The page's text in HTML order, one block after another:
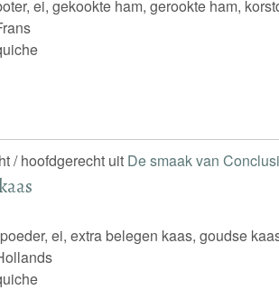
ei, gekookte ham, gerookte ham,
/ hoofdgerecht uit De smaak van
ei, extra belegen kaas, goudse